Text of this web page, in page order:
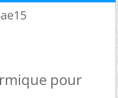
pour